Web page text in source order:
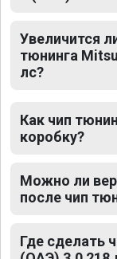
Увеличится
тюнинга
лс?
Как чип
коробку?
Можно ли
после чип
Где сделать